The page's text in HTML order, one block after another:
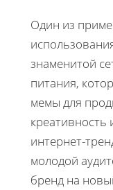
Один из
знаменитой
питания,
мемы для
креативность
интернет-
молодой
бренд на